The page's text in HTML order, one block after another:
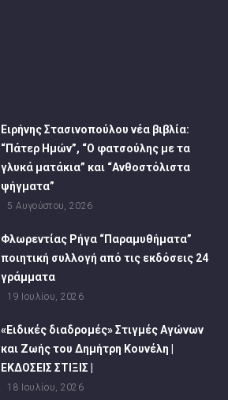
Ειρήνης Στασινοπούλου νέα βιβλία:
“Πάτερ Ημών”, “Ο φατσούλης με τα
γλυκά ματάκια” και “Ανθοστόλιστα
ψήγματα”
5 Αυγούστου, 2026
Φλωρεντίας Ρήγα “Παραμυθήματα”
ποιητική συλλογή από τις εκδόσεις 24
γράμματα
19 Ιουλίου, 2026
«Ειδικές διαδρομές» Στιγμές Αγώνων
και Ζωής του Δημήτρη Κουνέλη |
ΕΚΔΟΣΕΙΣ ΣΤΙΞΙΣ |
18 Ιουλίου, 2026